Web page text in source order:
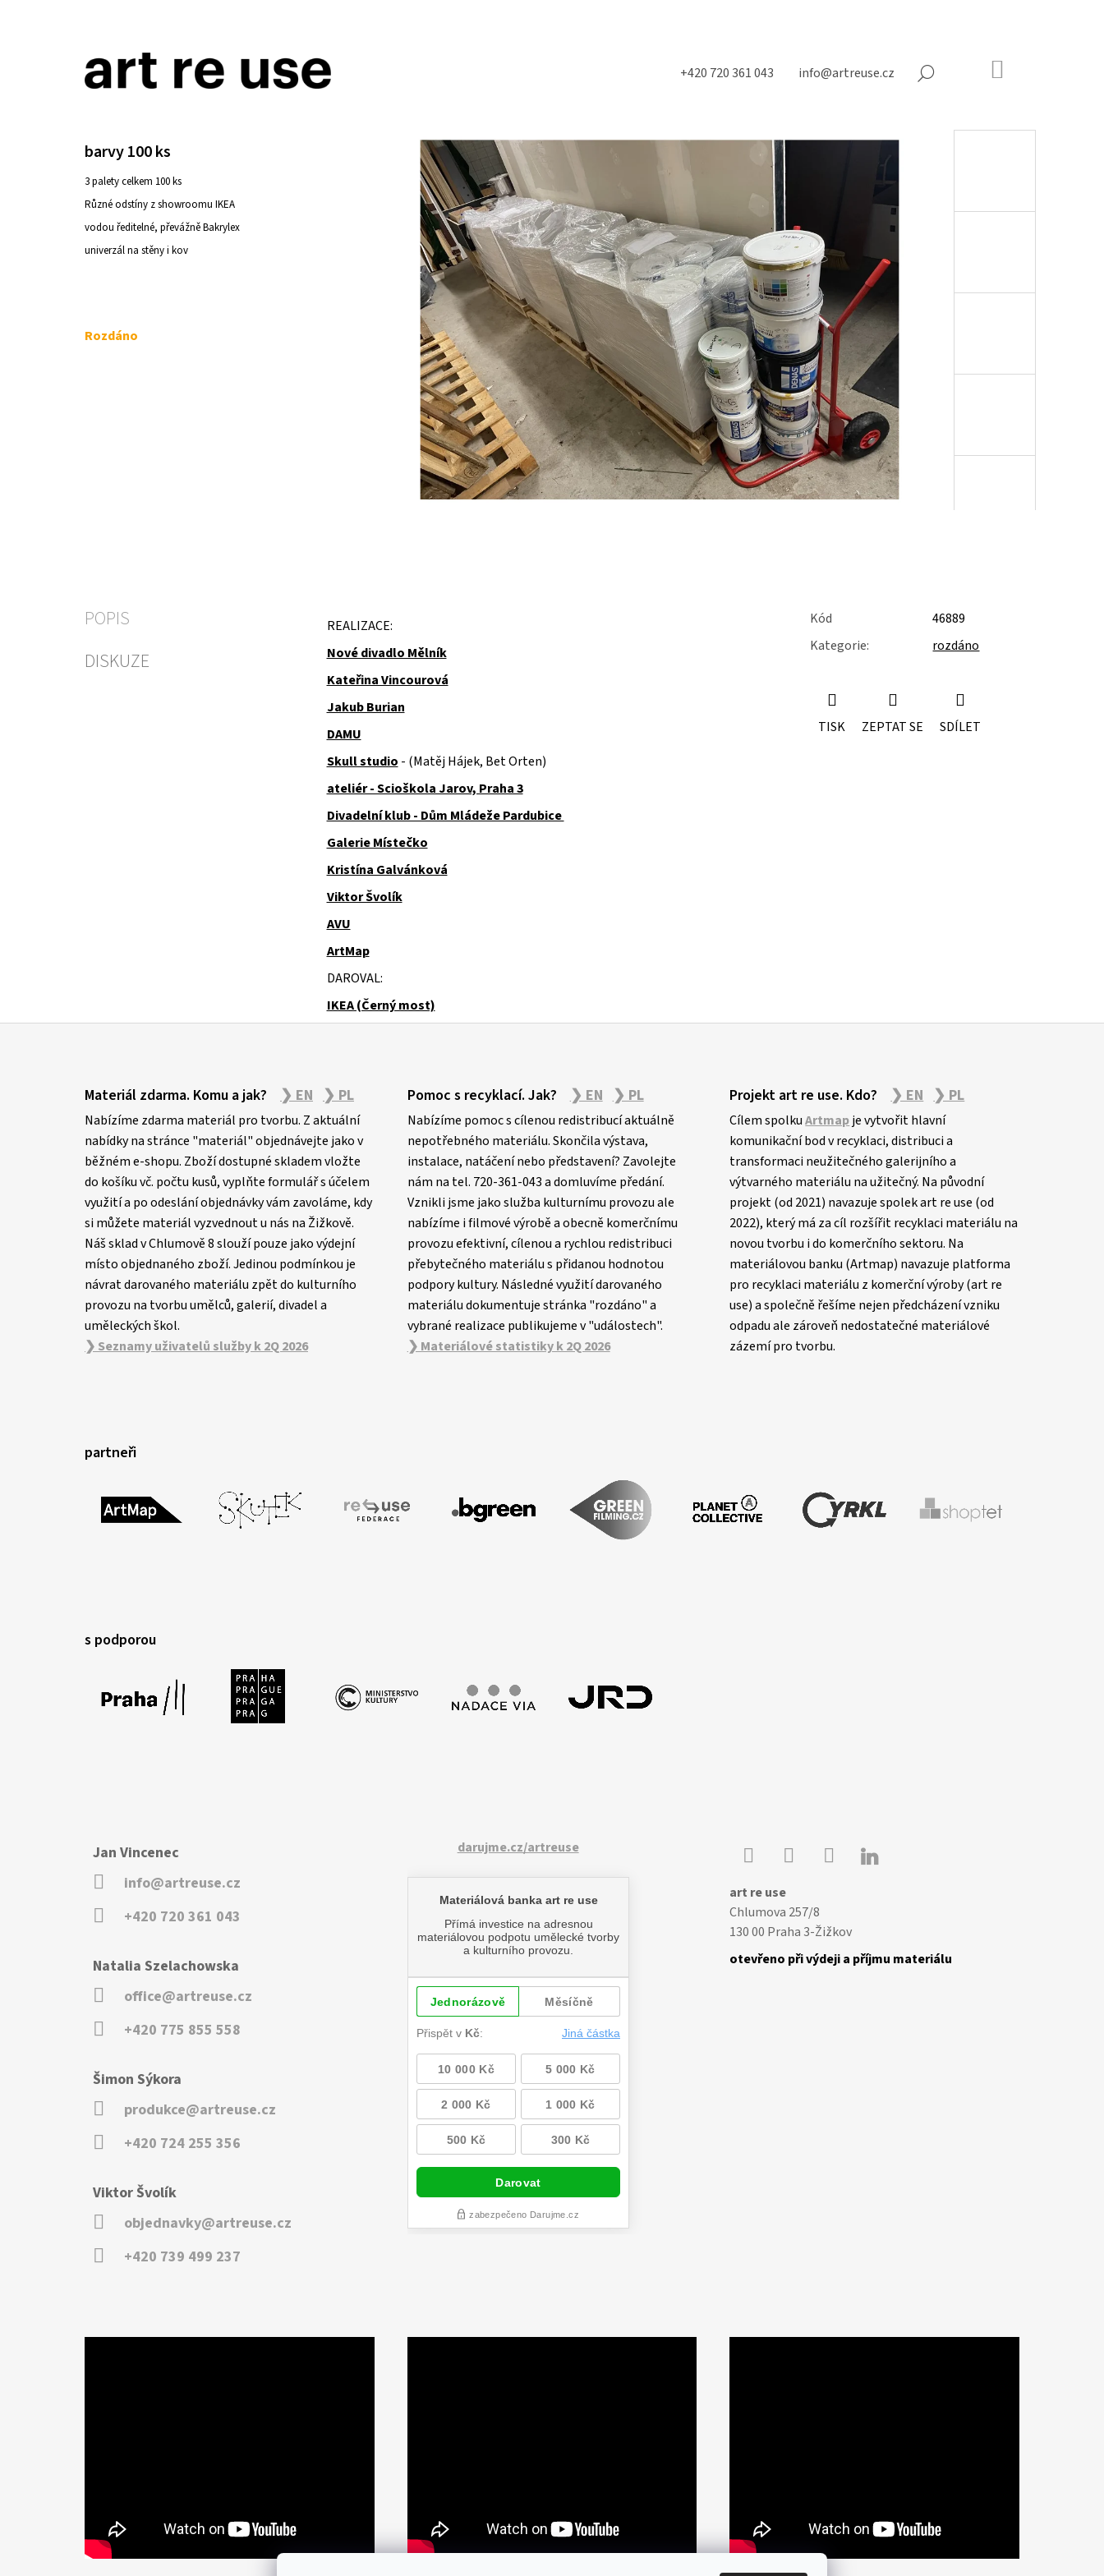
+420 720 361 043
info@artreuse.cz HLEDAT
barvy 100 ks
3 palety celkem 100 ks
Různé odstíny z showroomu IKEA
vodou ředitelné, převážně Bakrylex
univerzál na stěny i kov
Měrná
Rozdáno
POPIS
DISKUZE
REALIZACE:
Nové divadlo Mělník
Kateřina Vincourová
Jakub Burian
DAMU
Skull studio - (Matěj Hájek, Bet Orten)
ateliér - Scioškola Jarov, Praha 3
Divadelní klub - Dům Mládeže Pardubice
Galerie Místečko
Kristína Galvánková
Viktor Švolík
AVU
ArtMap
DAROVAL:
IKEA (Černý most)
Kód
46889
Kategorie: rozdáno
TISK ZEPTAT SE SDÍLET
Doporučujeme
Následující
NÁSTĚNÁ STROPNÍ KONZOLE 6900KS MOLITAN Z TOVARNY NA MATRACE
Materiál zdarma. Komu a jak? ❯ EN ❯ PL
Nabízíme zdarma materiál pro tvorbu. Z aktuální
nabídky na stránce "materiál" objednávejte jako v
běžném e-shopu. Zboží dostupné skladem vložte
do košíku vč. počtu kusů, vyplňte formulář s účelem
využití a po odeslání objednávky vám zavoláme, kdy
si můžete materiál vyzvednout u nás na Žižkově.
Náš sklad v Chlumově 8 slouží pouze jako výdejní
místo objednaného zboží. Jedinou podmínkou je
návrat darovaného materiálu zpět do kulturního
provozu na tvorbu umělců, galerií, divadel a
uměleckých škol.
❯ Seznamy uživatelů služby k 2Q 2026
Pomoc s recyklací. Jak? ❯ EN ❯ PL
Nabízíme pomoc s cílenou redistribucí aktuálně
nepotřebného materiálu. Skončila výstava,
instalace, natáčení nebo představení? Zavolejte
nám na tel. 720-361-043 a domluvíme předání.
Vznikli jsme jako služba kulturnímu provozu ale
nabízíme i filmové výrobě a obecně komerčnímu
provozu efektivní, cílenou a rychlou redistribuci
přebytečného materiálu s přidanou hodnotou
podpory kultury. Následné využití darovaného
materiálu dokumentuje stránka "rozdáno" a
vybrané realizace publikujeme v "událostech".
❯ Materiálové statistiky k 2Q 2026
Projekt art re use. Kdo? ❯ EN ❯ PL
Cílem spolkuArtmapje vytvořit hlavní
komunikační bod v recyklaci, distribuci a
transformaci neužitečného galerijního a
výtvarného materiálu na užitečný. Na původní
projekt (od 2021) navazuje spolek art re use (od
2022), který má za cíl rozšířit recyklaci materiálu na
novou tvorbu i do komerčního sektoru. Na
materiálovou banku (Artmap) navazuje platforma
pro recyklaci materiálu z komerční výroby (art re
use) a společně řešíme nejen předcházení vzniku
odpadu ale zároveň nedostatečné materiálové
zázemí pro tvorbu.
partneři
s podporou
Jan Vincenec
info@artreuse.cz
+420 720 361 043
Natalia Szelachowska
office@artreuse.cz
+420 775 855 558
Šimon Sýkora
produkce@artreuse.cz
+420 724 255 356
Viktor Švolík
objednavky@artreuse.cz
+420 739 499 237
darujme.cz/artreuse 
art re use
Chlumova 257/8
130 00 Praha 3-Žižkov
otevřeno při výdeji a příjmu materiálu